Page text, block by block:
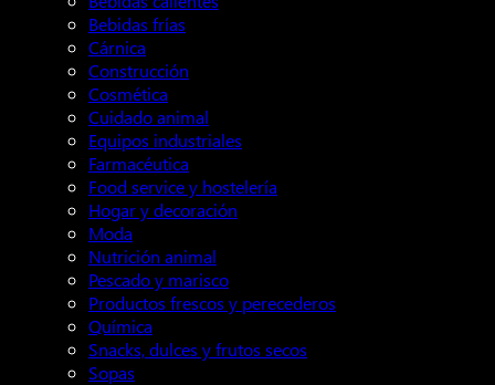
Bebidas frías
Cárnica
Construcción
Cosmética
Cuidado animal
Equipos industriales
Farmacéutica
Food service y hostelería
Hogar y decoración
Moda
Nutrición animal
Pescado y marisco
Productos frescos y perecederos
Química
Snacks, dulces y frutos secos
Sopas